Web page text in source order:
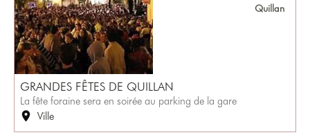
Quillan
GRANDES FÊTES DE QUILLAN
La fête foraine sera en soirée au parking de la gare
Ville